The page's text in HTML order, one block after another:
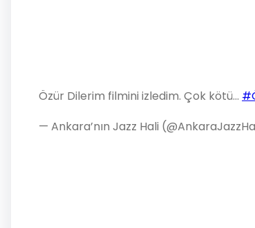
Özür Dilerim filmini izledim. Çok kötü…
— Ankara’nın Jazz Hali